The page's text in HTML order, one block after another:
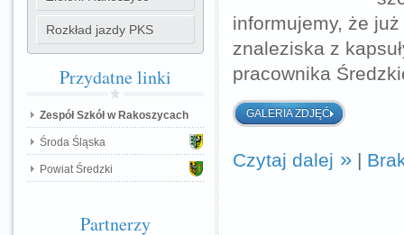
informujemy, że
znaleziska z
pracownika
GALERIA ZDJĘĆ
Czytaj dalej |
Rozkład jazdy PKS
Przydatnelinki
Zespół Szkół w Rakoszycach
Środa Śląska
Powiat Średzki
Partnerzy